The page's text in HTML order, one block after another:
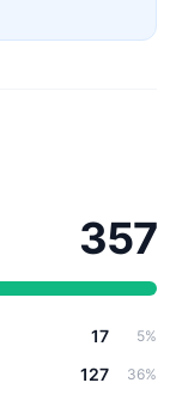
357
17 5%
127 36%